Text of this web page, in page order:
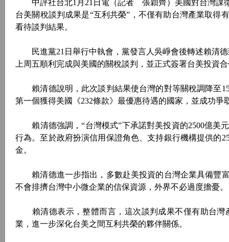
中評社台北1月21日電（記者 張穎齊）美國對台灣課徵
台美關稅談判成果是“互利共榮”，不僅有助台灣產業取得
看待談判結果。
民進黨21日舉行中執會，黨發言人吳崢會後轉述賴清德
上周五順利完成與美國的關稅談判，並正式簽署台美投資
賴清德說明，此次談判結果使台灣的對等關稅調降至
第一個獲得美國《232條款》最優惠待遇的國家，並成功爭
賴清德強調，“台灣模式”下承諾對美投資的2500億美
行為。至於政府扮演信用保證角色、支持銀行機構提供的
金。
賴清德進一步指出，多數赴美投資的台灣企業具備豐
不會排擠台灣中小微企業的信保資源，外界不必過度擔憂。
賴清德表示，整體而言，這次談判成果不僅有助台灣
業，進一步深化台美之間互利共榮的夥伴關係。